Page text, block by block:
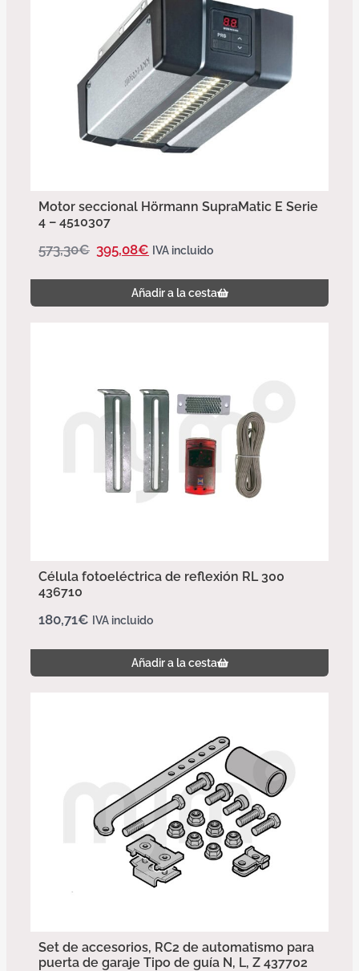
Motor seccional Hörmann SupraMatic E Serie
4 – 4510307
573,30€ 395,08€ IVA incluido
Añadir a la cesta
Célula fotoeléctrica de reflexión RL 300
436710
180,71€ IVA incluido
Añadir a la cesta
Set de accesorios, RC2 de automatismo para
puerta de garaje Tipo de guía N, L, Z 437702